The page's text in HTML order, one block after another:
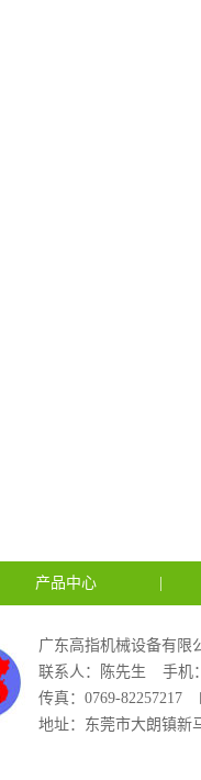
产品中心
广东高指机械设备有限
联系人：陈先生
手机
传真：0769-82257217
地址：东莞市大朗镇新